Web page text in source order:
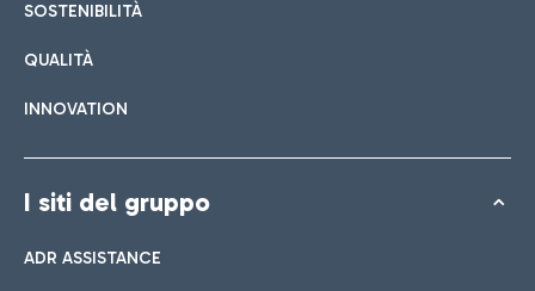
SOSTENIBILITÀ
QUALITÀ
INNOVATION
I siti del gruppo
ADR ASSISTANCE